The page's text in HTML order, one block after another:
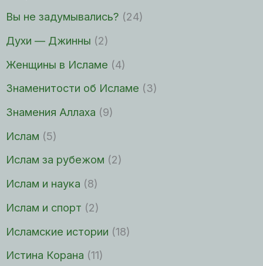
Вы не задумывались? (24)
Духи — Джинны (2)
Женщины в Исламе (4)
Знаменитости об Исламе (3)
Знамения Аллаха (9)
Ислам (5)
Ислам за рубежом (2)
Ислам и наука (8)
Ислам и спорт (2)
Исламские истории (18)
Истина Корана (11)